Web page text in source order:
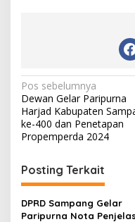
Navigasi
pos
Pos sebelumnya
Dewan Gelar Paripurna
Harjad Kabupaten
ke-400 dan Penetapan
Propemperda 2024
Posting Terkait
DPRD Sampang Gelar
Paripurna Nota